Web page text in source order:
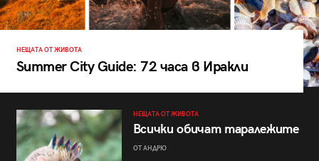
НЕЩАТА ОТ ЖИВОТА
Summer City Guide: 72 часа в Иракли
НЕЩАТА ОТ ЖИВОТА
Всички обичат таралежите
ОТ АНДРЮ